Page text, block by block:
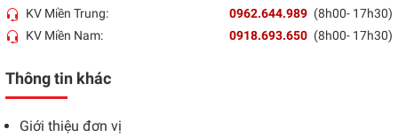
KV Miền Trung:
0962.644.989 (8h00- 17h30)
KV Miền Nam:
0918.693.650 (8h00- 17h30)
Thông tin khác
Giới thiệu đơn vị